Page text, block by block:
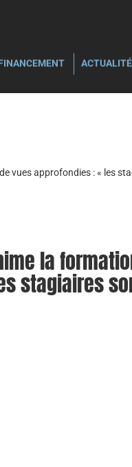
vues approfondies : « les
la
stagiaires